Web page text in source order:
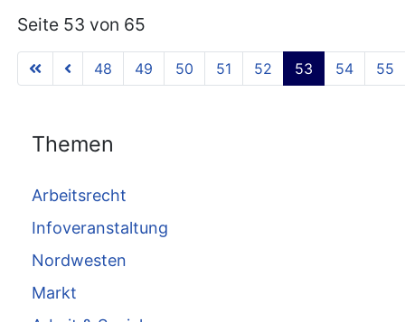
Seite 53 von 65
48 49 50 51 52 53 54 55
Themen
Arbeitsrecht
Infoveranstaltung
Nordwesten
Markt